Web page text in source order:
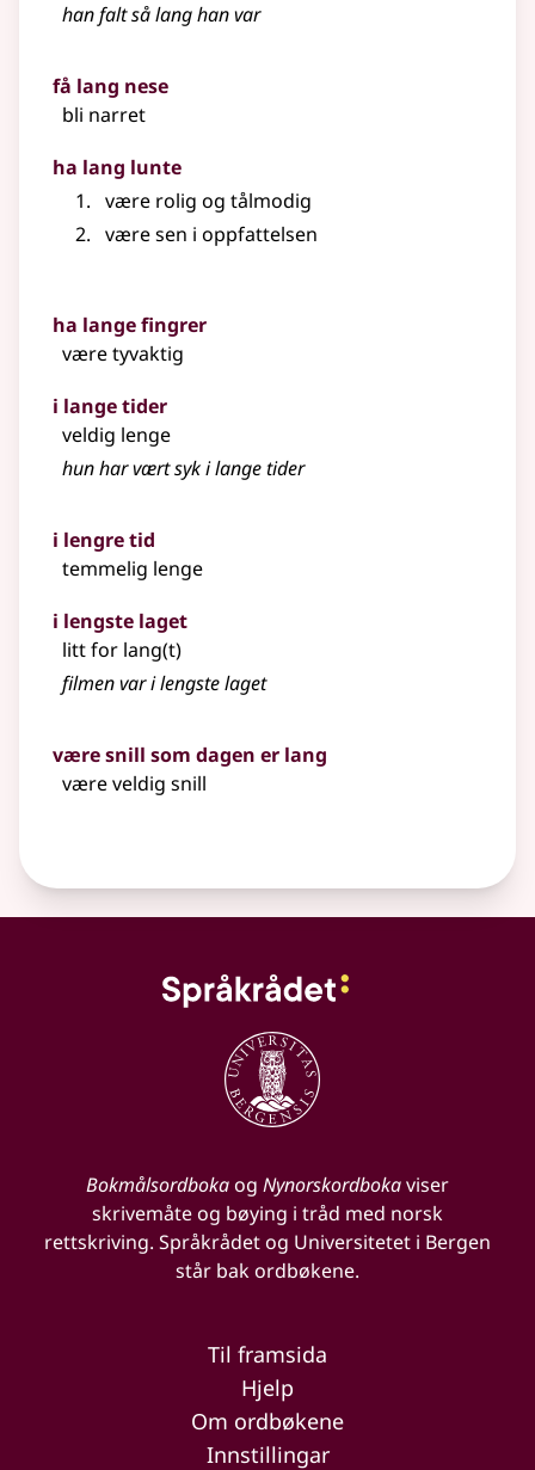
han falt så lang han var
få lang nese
bli narret
ha lang lunte
være rolig og tålmodig
være sen i oppfattelsen
ha lange fingrer
være tyvaktig
i lange tider
veldig lenge
hun har vært syk i lange tider
i lengre tid
temmelig lenge
i lengste laget
litt for lang(t)
filmen var i lengste laget
være snill som dagen er lang
være veldig snill
Bokmålsordbokaog Nynorskordbokaviser
skrivemåte og bøying i tråd med norsk
rettskriving. Språkrådet og Universitetet i Bergen
står bak ordbøkene.
Til framsida
Hjelp
Om ordbøkene
Innstillingar